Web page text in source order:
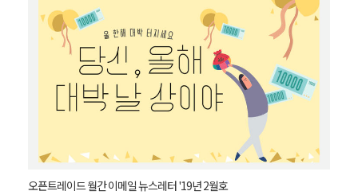
오픈트레이드 월간 이메일 뉴스레터 '19년 2월호